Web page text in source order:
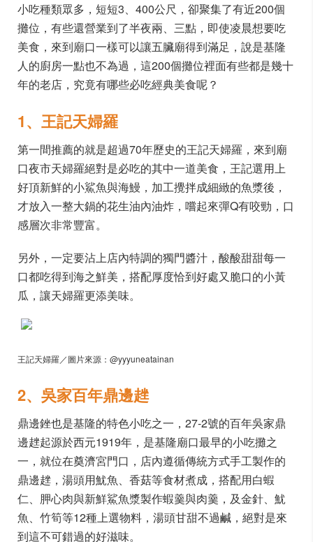
小吃種類眾多，短短3、400公尺，卻聚集了有近200個
攤位，有些還營業到了半夜兩、三點，即使凌晨想要吃
美食，來到廟口一樣可以讓五臟廟得到滿足，說是基隆
人的廚房一點也不為過，這200個攤位裡面有些都是幾十
年的老店，究竟有哪些必吃經典美食呢？
1、王記天婦羅
第一間推薦的就是超過70年歷史的王記天婦羅，來到廟
口夜市天婦羅絕對是必吃的其中一道美食，王記選用上
好頂新鮮的小鯊魚與海鰻，加工攪拌成細緻的魚漿後，
才放入一整大鍋的花生油內油炸，嚐起來彈Q有咬勁，口
感層次非常豐富。
另外，一定要沾上店內特調的獨門醬汁，酸酸甜甜每一
口都吃得到海之鮮美，搭配厚度恰到好處又脆口的小黃
瓜，讓天婦羅更添美味。
王記天婦羅／圖片來源：@yyyuneatainan
2、吳家百年鼎邊趖
鼎邊銼也是基隆的特色小吃之一，27-2號的百年吳家鼎
邊趖起源於西元1919年，是基隆廟口最早的小吃攤之
一，就位在奠濟宮門口，店內遵循傳統方式手工製作的
鼎邊趖，湯頭用魷魚、香菇等食材煮成，搭配用白蝦
仁、胛心肉與新鮮鯊魚漿製作蝦羹與肉羹，及金針、魷
魚、竹筍等12種上選物料，湯頭甘甜不過鹹，絕對是來
到這不可錯過的好滋味。